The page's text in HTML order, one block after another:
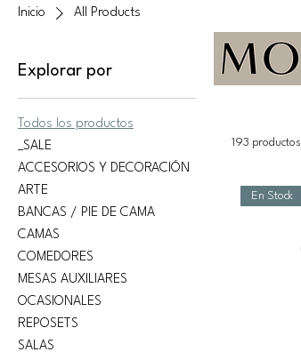
Inicio All Products
Explorar por
Todos los productos
_SALE
ACCESORIOS Y DECORACIÓN
ARTE
BANCAS / PIE DE CAMA
CAMAS
COMEDORES
MESAS AUXILIARES
OCASIONALES
REPOSETS
SALAS
193 productos
En Stock